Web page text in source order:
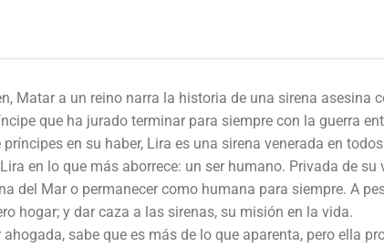
Matar a un reino narra la historia de una sirena asesina
que ha jurado terminar para siempre con la guerra
en su haber, Lira es una sirena venerada en
en lo que más aborrece: un ser humano. Privada de
del Mar o permanecer como humana para siempre. A
hogar; y dar caza a las sirenas, su misión en la vida.
sabe que es más de lo que aparenta, pero ella